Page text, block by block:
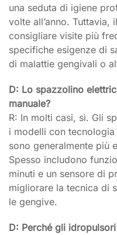
una seduta di igiene
volte all’anno.
consigliare visite più
specifiche esigenze di
di malattie gengivali o
D: Lo spazzolino
manuale?
R: In molti casi, sì. Gli
i modelli con
sono generalmente più
Spesso includono
minuti e un sensore di
migliorare la tecnica di
le gengive.
D: Perché gli